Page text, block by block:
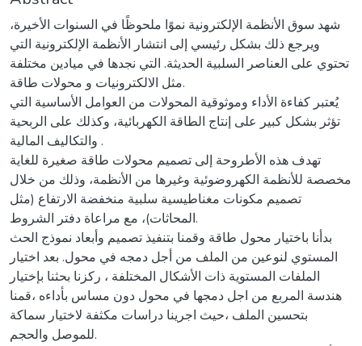
شهد سوق الأنظمة الإلكترونية نموًا ملحوظًا في السنوات الأخيرة،
ويرجع ذلك بشكل رئيسي إلى انتشار الأنظمة الإلكترونية التي
تحتوي على العناصر السلبية الحديثة. التي نجدها في ميادين مختلفة
مثل الالكترونيات و محولات طاقة.
يُعتبر كفاءة الأداء وموثوقية المحولات من العوامل الأساسية التي
تؤثر بشكل كبير على إنتاج الطاقة الكهربائية، وكذلك على الربحية
والتكاليف المالية .
تهدف هذه الأطروحة إلى تصميم محولات طاقة صغيرة للغاية
مخصصة للأنظمة الكهروضوئية وغيرها من الأنظمة، وذلك من خلال
تصميم مكونات مغناطيسية سلبية منخفضة الارتفاع (مثل
المحاثات)، مع مراعاة دفتر الشروط.
بدأنا باختيار محول طاقة وقمنا بتنفيذ تصميم وأبعاد نموذج الحث
المستوي لنوعين من الملف من أجل دمجه في محول. بعد اختيار
الملفات المستوية ذات الأشكال المختلفة ، ركزنا بحثنا بإختيار
هندسة المربع من اجل دمجها في محول دون مساس بأداءه ،قمنا
بتحسين الملف ،حيث اجرينا دراسات مكثفة لاختيار سماكة
للموصل والحجم.